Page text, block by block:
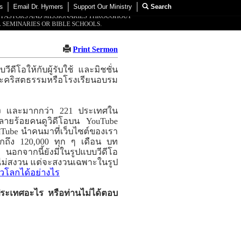
Email Dr. Hymers Support Our Ministry
Search
AND MISSIONARIES THROUGHOUT
OR BIBLE SCHOOLS.
Print Sermon
วีดีโอให้กับผู้รับใช้ และมิชชั่น
ริสตธรรมหรือโรงเรียนอบรม
และมากกว่า 221 ประเทศใน
ยร้อยคนดูวิดีโอบน YouTube
นำคนมาที่เว็บไซต์ของเรา
ถึง 120,000 ทุก ๆ เดือน บท
อกจากนี้ยังมีในรูปแบบวีดีโอ
สงวน แต่จะสงวนเฉพาะในรูป
ลกได้อย่างไร
เทศอะไร หรือท่านไม่ได้ตอบ